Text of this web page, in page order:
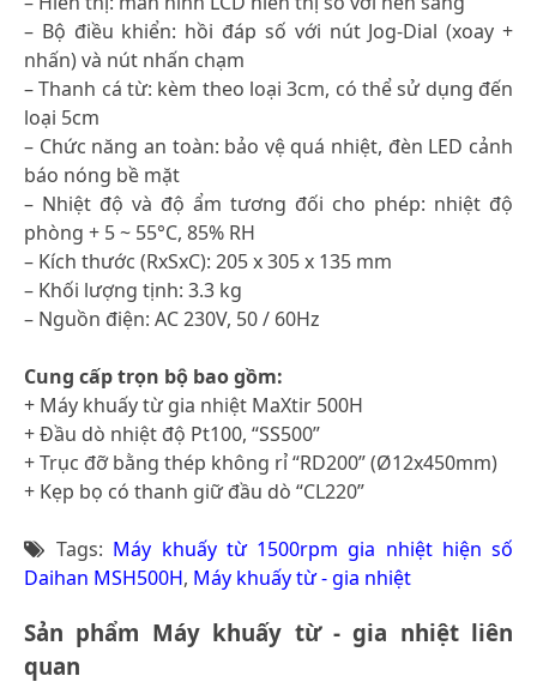
– Bộ điều khiển: hồi đáp số với nút Jog-Dial (xoay +
nhấn) và nút nhấn chạm
– Thanh cá từ: kèm theo loại 3cm, có thể sử dụng đến
loại 5cm
– Chức năng an toàn: bảo vệ quá nhiệt, đèn LED cảnh
báo nóng bề mặt
– Nhiệt độ và độ ẩm tương đối cho phép: nhiệt độ
phòng + 5 ~ 55°C, 85% RH
– Kích thước (RxSxC): 205 x 305 x 135 mm
– Khối lượng tịnh: 3.3 kg
– Nguồn điện: AC 230V, 50 / 60Hz
Cung cấp trọn bộ bao gồm:
+ Máy khuấy từ gia nhiệt MaXtir 500H
+ Đầu dò nhiệt độ Pt100, “SS500”
+ Trục đỡ bằng thép không rỉ “RD200” (Ø12x450mm)
+ Kẹp bọ có thanh giữ đầu dò “CL220”
Tags: Máy khuấy từ 1500rpm gia nhiệt hiện số
Daihan MSH500H, Máy khuấy từ - gia nhiệt
Sản phẩm Máy khuấy từ - gia nhiệt liên
quan